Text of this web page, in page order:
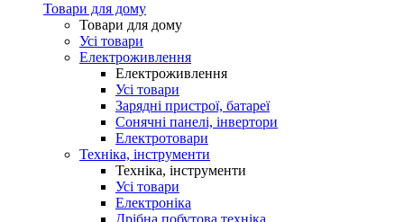
Товари для дому
Товари для дому
Усі товари
Електроживлення
Електроживлення
Усі товари
Зарядні пристрої, батареї
Сонячні панелі, інвертори
Електротовари
Техніка, інструменти
Техніка, інструменти
Усі товари
Електроніка
Дрібна побутова техніка